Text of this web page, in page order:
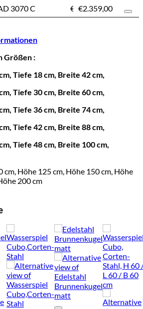
3070 C € 2.359,00
€2.359,00
Größen :
Tiefe 18 cm, Breite 42 cm,
Tiefe 30 cm, Breite 60 cm,
Tiefe 36 cm, Breite 74 cm,
Tiefe 42 cm, Breite 88 cm,
Tiefe 48 cm, Breite 100 cm,
cm, Höhe 125 cm, Höhe 150 cm, Höhe
200 cm